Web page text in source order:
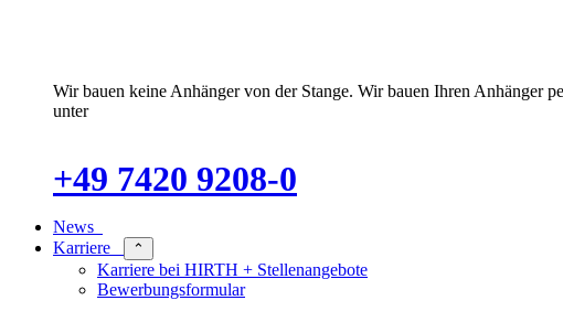
Wir bauen keine Anhänger von der Stange. Wir bauen Ihren Anhänger
unter
+49 7420 9208-0
News
Karriere
⌃
Karriere bei HIRTH + Stellenangebote
Bewerbungsformular